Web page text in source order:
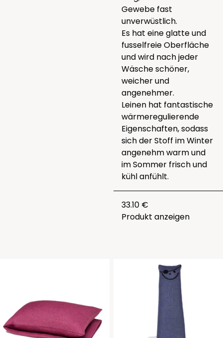
Gewebe fast
unverwüstlich.
Es hat eine glatte und
fusselfreie Oberfläche
und wird nach jeder
Wäsche schöner,
weicher und
angenehmer.
Leinen hat fantastische
wärmeregulierende
Eigenschaften, sodass
sich der Stoff im Winter
angenehm warm und
im Sommer frisch und
kühl anfühlt.
33.10 €
Produkt anzeigen